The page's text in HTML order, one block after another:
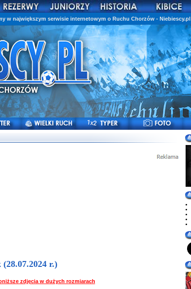
w największym serwisie internetowym o Ruchu Chorzów - Niebiescy.pl
r.)
zdjęcia w dużych rozmiarach